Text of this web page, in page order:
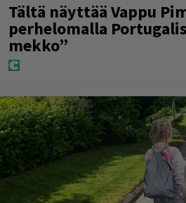
Tältä näyttää Vappu
perhelomalla
mekko”